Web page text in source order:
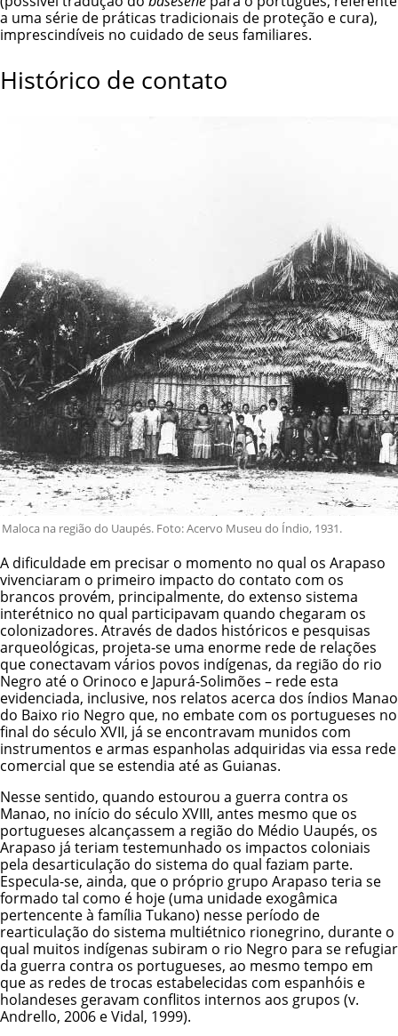
a uma série de práticas tradicionais de proteção e cura),
imprescindíveis no cuidado de seus familiares.
Histórico de contato
Maloca na região do Uaupés. Foto: Acervo Museu do Índio, 1931.
A dificuldade em precisar o momento no qual os Arapaso
vivenciaram o primeiro impacto do contato com os
brancos provém, principalmente, do extenso sistema
interétnico no qual participavam quando chegaram os
colonizadores. Através de dados históricos e pesquisas
arqueológicas, projeta-se uma enorme rede de relações
que conectavam vários povos indígenas, da região do rio
Negro até o Orinoco e Japurá-Solimões – rede esta
evidenciada, inclusive, nos relatos acerca dos índios Manao
do Baixo rio Negro que, no embate com os portugueses no
final do século XVII, já se encontravam munidos com
instrumentos e armas espanholas adquiridas via essa rede
comercial que se estendia até as Guianas.
Nesse sentido, quando estourou a guerra contra os
Manao, no início do século XVIII, antes mesmo que os
portugueses alcançassem a região do Médio Uaupés, os
Arapaso já teriam testemunhado os impactos coloniais
pela desarticulação do sistema do qual faziam parte.
Especula-se, ainda, que o próprio grupo Arapaso teria se
formado tal como é hoje (uma unidade exogâmica
pertencente à família Tukano) nesse período de
rearticulação do sistema multiétnico rionegrino, durante o
qual muitos indígenas subiram o rio Negro para se refugiar
da guerra contra os portugueses, ao mesmo tempo em
que as redes de trocas estabelecidas com espanhóis e
holandeses geravam conflitos internos aos grupos (v.
Andrello, 2006 e Vidal, 1999).